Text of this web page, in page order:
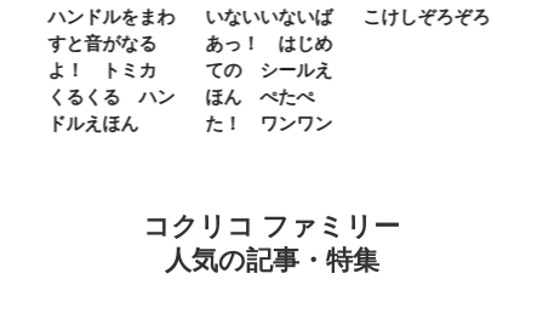
ハンドルをまわ
すと音がなる
よ！ トミカ
くるくる ハン
ドルえほん
いないいないば
あっ！ はじめ
ての シールえ
ほん ぺたぺ
た！ ワンワン
こけしぞろぞろ
コクリコ ファミリー
人気の記事・特集